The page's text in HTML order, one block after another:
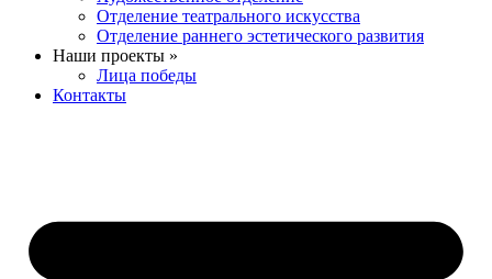
Отделение театрального искусства
Отделение раннего эстетического развития
Наши проекты »
Лица победы
Контакты